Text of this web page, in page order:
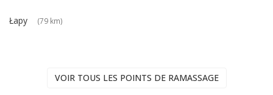
Łapy (79 km)
VOIR TOUS LES POINTS DE RAMASSAGE